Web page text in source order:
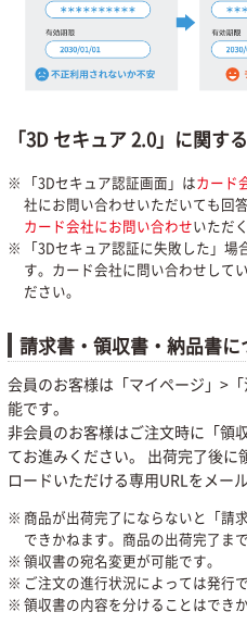
「3D セキュア 2.0」に関す
「3Dセキュア認証画面」はカード
社にお問い合わせいただいても回
カード会社にお問い合わせいただ
「3Dセキュア認証に失敗した」
す。カード会社に問い合わせして
ださい。
請求書・領収書・納品書に
会員のお客様は「マイページ」>
能です。
非会員のお客様はご注文時に「領
てお進みください。 出荷完了後
ロードいただける専用URLをメー
商品が出荷完了にならないと「請
できかねます。商品の出荷完了ま
領収書の宛名変更が可能です。
ご注文の進行状況によっては発行
領収書の内容を分けることはできか